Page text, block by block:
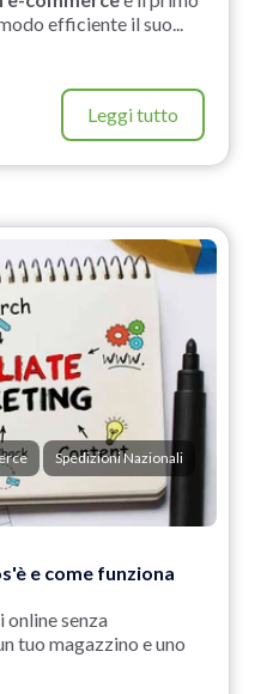
efficiente il suo...
Leggi tutto
Spedizioni Nazionali
e come funziona
online senza
tuo magazzino e uno